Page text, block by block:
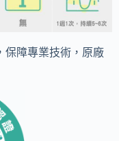
保障專業技術，原廠